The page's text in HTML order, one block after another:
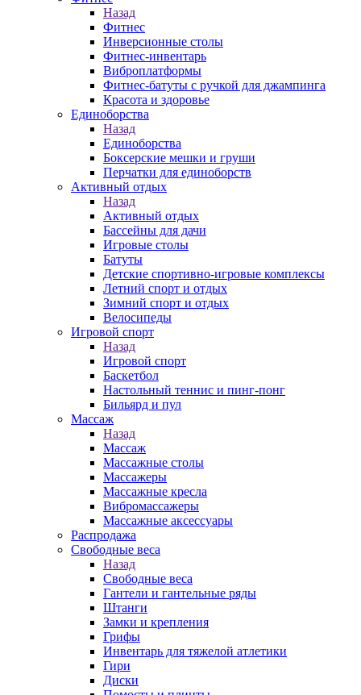
Назад
Фитнес
Инверсионные столы
Фитнес-инвентарь
Виброплатформы
Фитнес-батуты с ручкой для джампинга
Красота и здоровье
Единоборства
Назад
Единоборства
Боксерские мешки и груши
Перчатки для единоборств
Активный отдых
Назад
Активный отдых
Бассейны для дачи
Игровые столы
Батуты
Детские спортивно-игровые комплексы
Летний спорт и отдых
Зимний спорт и отдых
Велосипеды
Игровой спорт
Назад
Игровой спорт
Баскетбол
Настольный теннис и пинг-понг
Бильярд и пул
Массаж
Назад
Массаж
Массажные столы
Массажеры
Массажные кресла
Вибромассажеры
Массажные аксессуары
Распродажа
Свободные веса
Назад
Свободные веса
Гантели и гантельные ряды
Штанги
Замки и крепления
Грифы
Инвентарь для тяжелой атлетики
Гири
Диски